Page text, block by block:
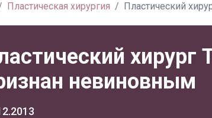
Пластическая хирургия Пластический
хирург
невиновным